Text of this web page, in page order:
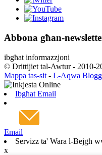
Abbona għan-
ibgħat informazzjoni
© Drittijiet tal-Awtur - 2010-
Mappa tas-sit - L-Aqwa Blogg
Ibgħat Email
Email
Servizz ta' Wara l-Bejgħ
x